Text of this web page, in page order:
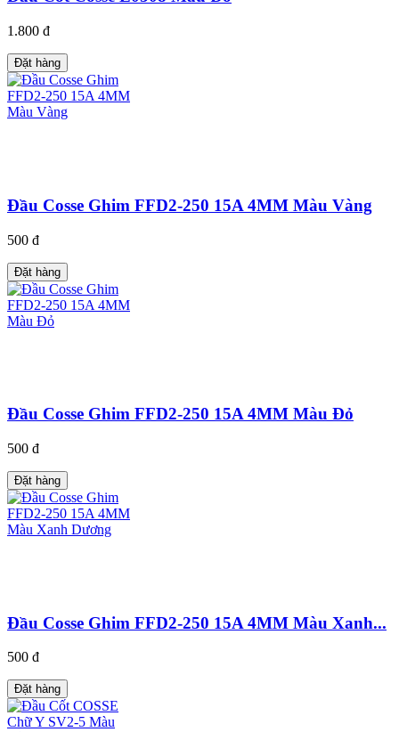
1.800 đ
Đặt hàng
Đầu Cosse Ghim FFD2-250 15A 4MM Màu Vàng
500 đ
Đặt hàng
Đầu Cosse Ghim FFD2-250 15A 4MM Màu Đỏ
500 đ
Đặt hàng
Đầu Cosse Ghim FFD2-250 15A 4MM Màu Xanh...
500 đ
Đặt hàng